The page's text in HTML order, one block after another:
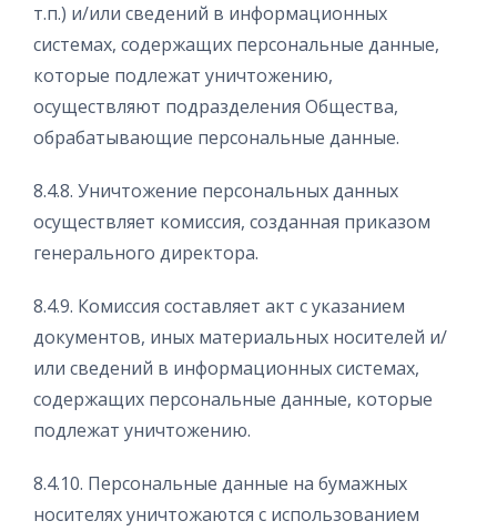
т.п.) и/или сведений в информационных
системах, содержащих персональные данные,
которые подлежат уничтожению,
осуществляют подразделения Общества,
обрабатывающие персональные данные.
8.4.8. Уничтожение персональных данных
осуществляет комиссия, созданная приказом
генерального директора.
8.4.9. Комиссия составляет акт с указанием
документов, иных материальных носителей и/
или сведений в информационных системах,
содержащих персональные данные, которые
подлежат уничтожению.
8.4.10. Персональные данные на бумажных
носителях уничтожаются с использованием